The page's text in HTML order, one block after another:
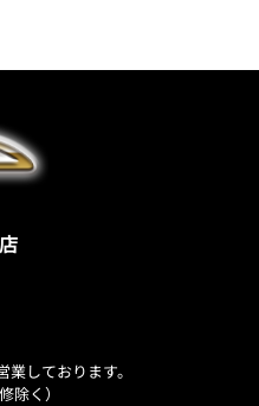
しております。
除く）